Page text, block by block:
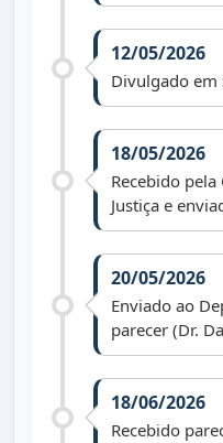
12/05/2026
Divulgado em
18/05/2026
Recebido
Justiça e
20/05/2026
Enviado ao
parecer (Dr.
18/06/2026
Recebido